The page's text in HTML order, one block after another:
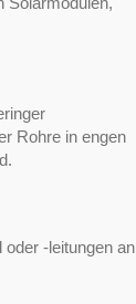
Rohre in engen
-leitungen an